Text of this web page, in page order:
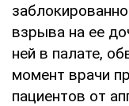
взрыва на ее
ней в палате,
момент врачи
пациентов от